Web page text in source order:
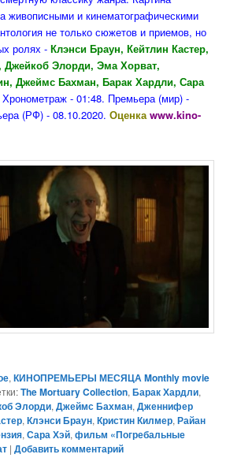
живописными и кинематографическими
не только сюжетов и приемов, но
ролях - Клэнси Браун, Кейтлин Кастер,
Джейкоб Элорди, Эма Хорват,
Джеймс Бахман, Барак Хардли, Сара
Хронометраж - 01:48. Премьера (мир) -
(РФ) - 08.10.2020. Оценкаwww.kino-
,КИНОПРЕМЬЕРЫ МЕСЯЦА Monthly movie
The Mortuary Collection,Барак Хардли,
Элорди,Джеймс Бахман,Дженнифер
,Клэнси Браун,Кристин Килмер,Райан
,Сара Хэй,фильм «Погребальные
|Добавить комментарий